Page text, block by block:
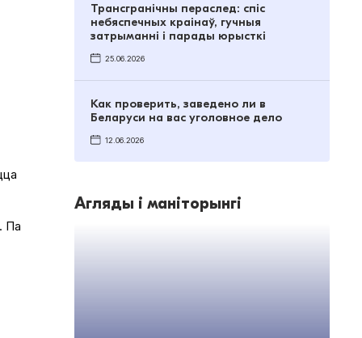
Па
Трансгранічны пераслед: спіс
небяспечных краінаў, гучныя
затрыманні і парады юрысткі
25.06.2026
Как проверить, заведено ли в
Беларуси на вас уголовное дело
12.06.2026
Агляды і маніторынгі